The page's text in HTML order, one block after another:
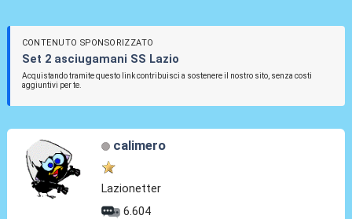
CONTENUTO SPONSORIZZATO
Set 2 asciugamani SS Lazio
Acquistando tramite questo link contribuisci a sostenere il nostro sito, senza costi
aggiuntivi per te.
calimero
Lazionetter
6.604